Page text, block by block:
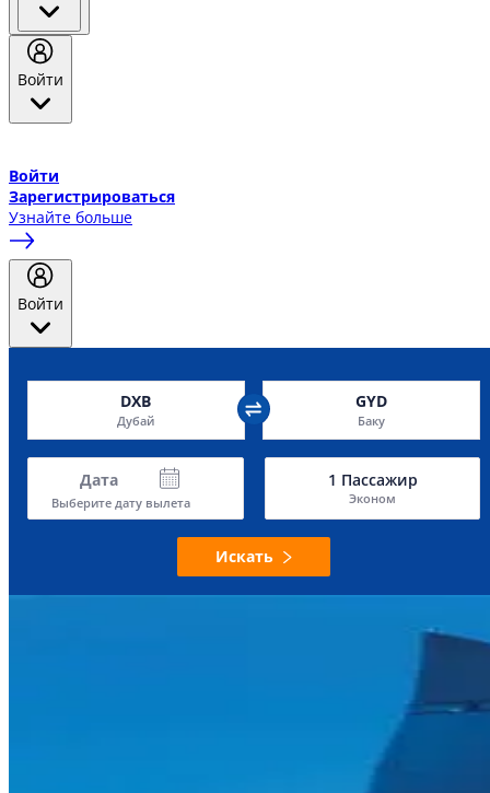
Войти
Войти
Зарегистрироваться
Узнайте больше
Войти
DXB
Дубай
GYD
Баку
Дата
Выберите дату вылета
1 Пассажир
Эконом
Искать